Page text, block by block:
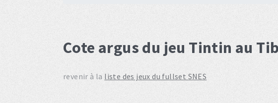
Cote argus du jeu Tintin au
revenir à la liste des jeux du fullset SNES